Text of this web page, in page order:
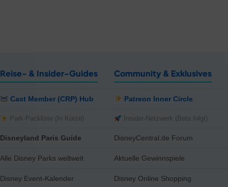
Reise- & Insider-Guides
Cast Member (CRP) Hub
Park-Packliste (In Kürze)
Disneyland Paris Guide
Alle Disney Parks weltweit
Disney Event-Kalender
Community & Exklusives
Patreon Inner Circle
Insider-Netzwerk (Beta folgt)
DisneyCentral.de Forum
Aktuelle Gewinnspiele
Disney Online Shopping